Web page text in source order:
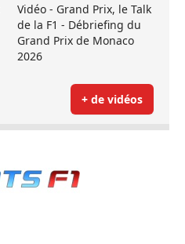
Vidéo - Grand Prix, le Talk
de la F1 - Débriefing du
Grand Prix de Monaco
2026
+ de vidéos